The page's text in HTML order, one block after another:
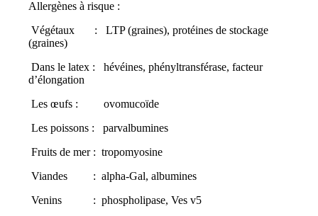
Allergènes à risque :
Végétaux : LTP (graines), protéines de stockage
(graines)
Dans le latex : hévéines, phényltransférase, facteur
d’élongation
Les œufs : ovomucoïde
Les poissons : parvalbumines
Fruits de mer : tropomyosine
Viandes : alpha-Gal, albumines
Venins : phospholipase, Ves v5